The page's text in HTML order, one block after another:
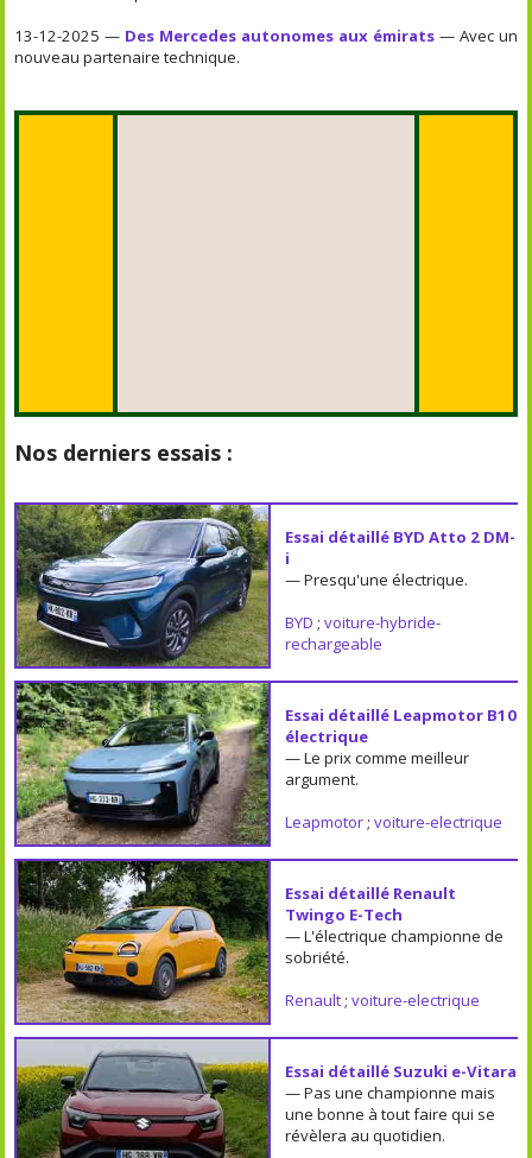
13-12-2025 — Des Mercedes autonomes aux émirats— Avec un
nouveau partenaire technique.
Nos derniers essais :
Essai détaillé BYD Atto 2 DM-
i
— Presqu'une électrique.
BYD ; voiture-hybride-
rechargeable
Essai détaillé Leapmotor B10
électrique
— Le prix comme meilleur
argument.
Leapmotor; voiture-electrique
Essai détaillé Renault
Twingo E-Tech
— L'électrique championne de
sobriété.
Renault; voiture-electrique
Essai détaillé Suzuki e-Vitara
— Pas une championne mais
une bonne à tout faire qui se
révèlera au quotidien.